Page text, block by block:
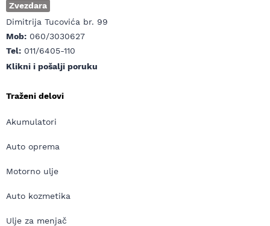
Zvezdara
Dimitrija Tucovića br. 99
Mob: 060/3030627
Tel: 011/6405-110
Klikni i pošalji poruku
Traženi delovi
Akumulatori
Auto oprema
Motorno ulje
Auto kozmetika
Ulje za menjač